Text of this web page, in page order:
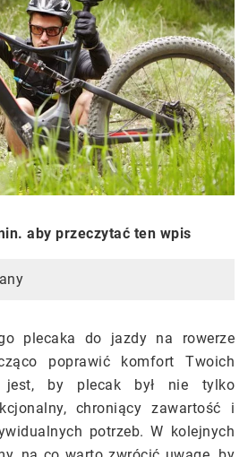
aby przeczytać ten wpis
plecaka do jazdy na rowerze
poprawić komfort Twoich
jest, by plecak był nie tylko
chroniący zawartość i
potrzeb. W kolejnych